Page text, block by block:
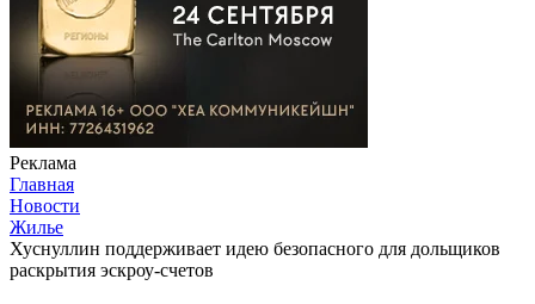
Реклама
Главная
Новости
Жилье
Хуснуллин поддерживает идею безопасного для дольщиков
раскрытия эскроу-счетов